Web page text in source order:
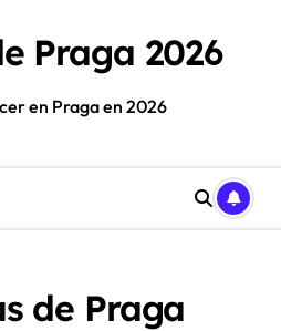
Praga 2026
en Praga en 2026
de Praga